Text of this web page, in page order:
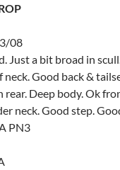
08
Just a bit broad in
Good back &
Deep body. Ok
neck. Good step.
PN3